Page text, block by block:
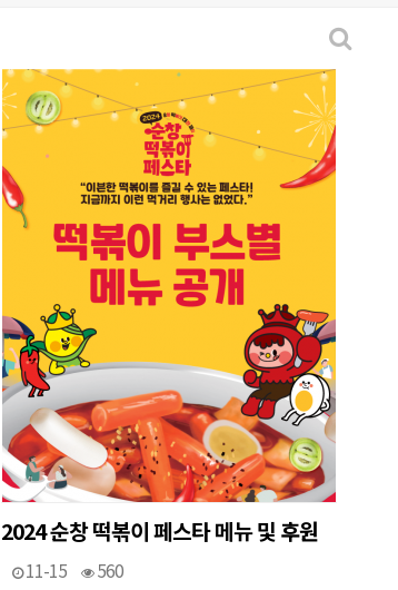
2024 순창 떡볶이 페스타 메뉴 및 후원
11-15 560